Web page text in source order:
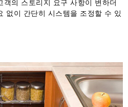
의 스토리지 요구 사항이 변하더
없이 간단히 시스템을 조정할 수 있